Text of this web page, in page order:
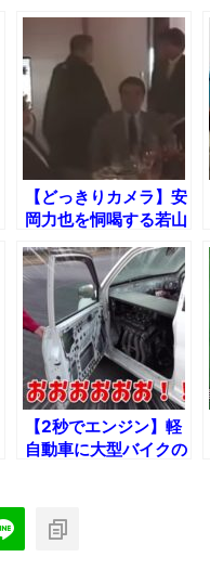
【どっきりカメラ】安
岡力也を恫喝する若山
富三郎ｗ
【2秒でエンジン】軽
自動車に大型バイクの